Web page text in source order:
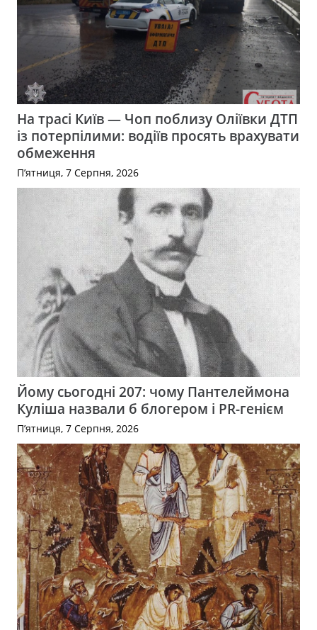
На трасі Київ — Чоп поблизу Оліївки ДТП
із потерпілими: водіїв просять врахувати
обмеження
П’ятниця, 7 Серпня, 2026
Йому сьогодні 207: чому Пантелеймона
Куліша назвали б блогером і PR-генієм
П’ятниця, 7 Серпня, 2026